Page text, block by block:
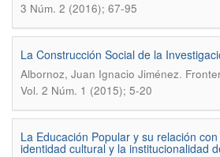
3 Núm. 2 (2016); 67-95
La Construcción Social de la
Albornoz, Juan Ignacio Jiménez.
Vol. 2 Núm. 1 (2015); 5-20
La Educación Popular y su relación
identidad cultural y la institucionalidad